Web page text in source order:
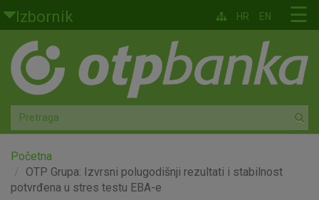
Skoči na glavni sadržaj
Izbornik
Građani
Privatno bankarstvo
Agro
Mala poduzeća i obrtnici
Srednja i velika poduzeća
☰
HR EN
Početna
OTP Grupa: Izvrsni polugodišnji rezultati i stabilnost
potvrđena u stres testu EBA-e